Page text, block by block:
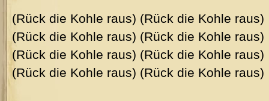
(Rück die Kohle raus) (Rück die Kohle raus)
(Rück die Kohle raus) (Rück die Kohle raus)
(Rück die Kohle raus) (Rück die Kohle raus)
(Rück die Kohle raus) (Rück die Kohle raus)